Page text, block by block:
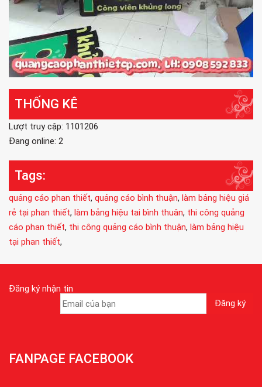
THỐNG KÊ
Lượt truy cập: 1101206
Đang online: 2
Tags:
quảng cáo phan thiết, quảng cáo bình thuận, làm bảng hiệu giá
rẻ tại phan thiết, làm bảng hiệu tai bình thuân, thi công quảng
cáo phan thiết, thi công quảng cáo bình thuận, làm bảng hiệu
tại phan thiết,
Đăng ký nhận tin
FANPAGE FACEBOOK